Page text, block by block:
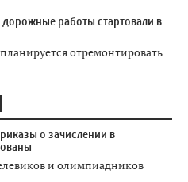
работы стартовали в
отремонтировать
о зачислении в
и олимпиадников